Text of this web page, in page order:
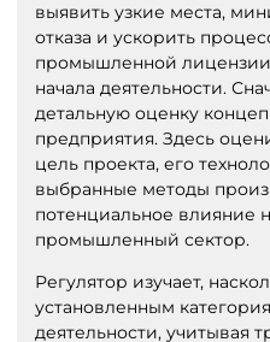
выявить узкие места,
отказа и ускорить
промышленной
начала деятельности.
детальную оценку
предприятия. Здесь
цель проекта, его
выбранные методы
потенциальное влияние
промышленный сектор.
Регулятор изучает,
установленным
деятельности, учитывая